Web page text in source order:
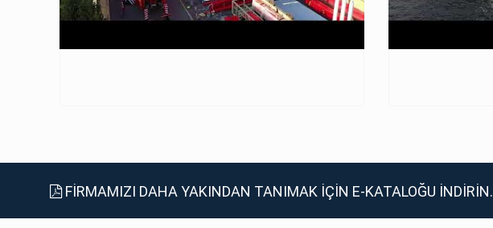
FİRMAMIZI DAHA YAKINDAN TANIMAK İÇİN E-KATALOĞU İNDİRİN.